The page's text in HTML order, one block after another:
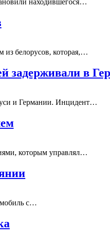
находившегося…
из белорусов, которая,…
задерживали в
и Германии. Инцидент…
которым управлял…
с…